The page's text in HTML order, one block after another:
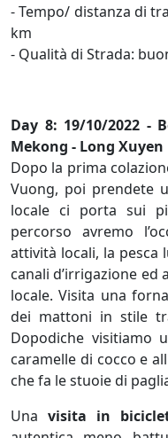
- Tempo/ distanza di
km
- Qualità di Strada:
Day 8: 19/10/2022 -
Mekong - Long Xuyen
Dopo la prima
Vuong, poi prendete
locale ci porta sui
percorso avremo
attività locali, la pesca
canali d’irrigazione
locale. Visita una
dei mattoni in stile
Dopodiche visitiamo
caramelle di cocco e
che fa le stuoie di
Una visita in